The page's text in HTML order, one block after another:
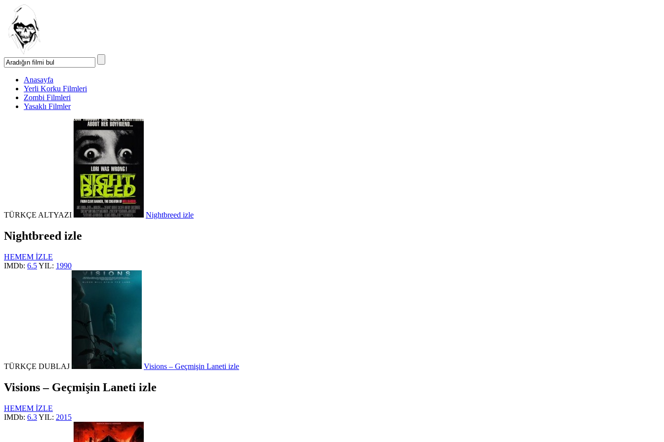
Anasayfa
Yerli Korku Filmleri
Zombi Filmleri
Yasaklı Filmler
TÜRKÇE ALTYAZI Nightbreed izle
Nightbreed izle
HEMEM İZLE
IMDb: 6.5YIL: 1990
TÜRKÇE DUBLAJ Visions – Geçmişin Laneti izle
Visions – Geçmişin Laneti izle
HEMEM İZLE
IMDb: 6.3YIL: 2015